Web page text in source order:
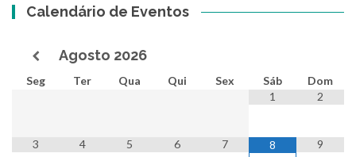
Calendário de Eventos
Agosto 2026
Seg Ter Qua Qui Sex Sáb
Dom
1
2
3 4 5 6 7 8 9